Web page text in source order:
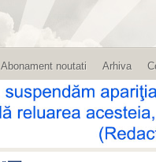
Abonament noutati Arhiva